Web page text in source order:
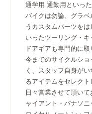
通学用 通勤用といっ
バイクは勿論、グラ
うカスタムパーツを
いったツーリング・
ドアギアも専門的に取
今までのサイクルシ
く、スタッフ自身が
るアイテムをセレクト
日々営業させて頂い
ャイアント・パナソ